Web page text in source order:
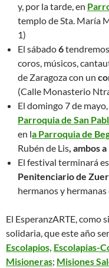
y, por la tarde, en
templo de Sta. María
1)
El sábado6
coros, músicos,
de Zaragoza con un
(Calle Monasterio
El domingo 7 de
Parroquia de San
en la Parroquia de
Rubén de Lis, ambos a
El festival terminará
Penitenciario de
hermanos y hermanas
El EsperanzARTE, como
solidaria, que este año
Escolapios, Escolapias-
Misioneras; Misiones